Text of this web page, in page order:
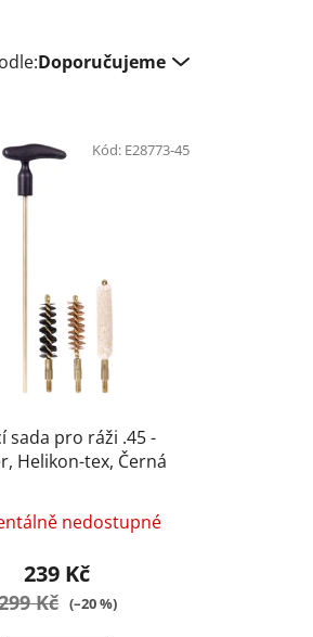
Doporučujeme
sada pro ráži .45 -
Helikon-tex, Černá
nedostupné
239 Kč
Kč (–20 %)
Kód: E28773-45